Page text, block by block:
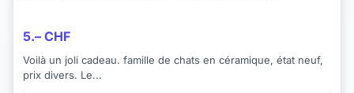
5.– CHF
Voilà un joli cadeau. famille de chats en céramique, état neuf,
prix divers. Le...